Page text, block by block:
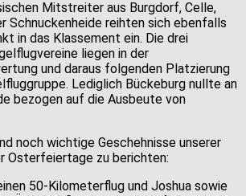
Mitstreiter aus Burgdorf, Celle,
Schnuckenheide reihten sich ebenfalls
in das Klassement ein. Die drei
liegen in der
und daraus folgenden Platzierung
Lediglich Bückeburg nullte an
bezogen auf die Ausbeute von
noch wichtige Geschehnisse unserer
Osterfeiertage zu berichten:
50-Kilometerflug und Joshua sowie